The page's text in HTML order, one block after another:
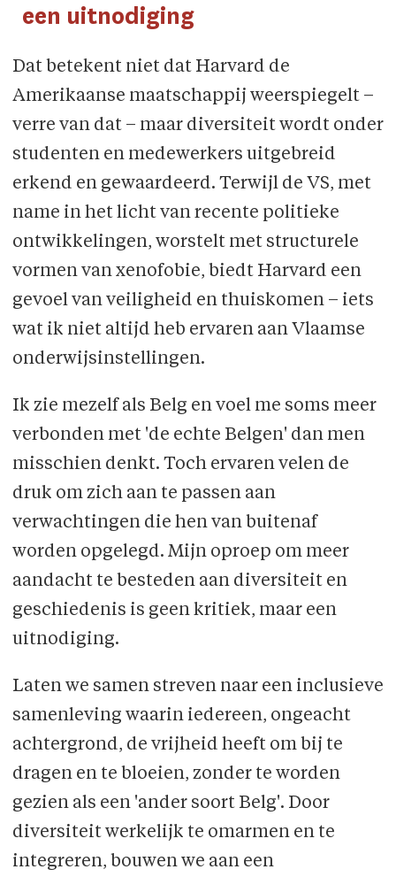
een uitnodiging
Dat betekent niet dat Harvard de
Amerikaanse maatschappij weerspiegelt –
verre van dat – maar diversiteit wordt onder
studenten en medewerkers uitgebreid
erkend en gewaar­deerd. Terwijl de VS, met
name in het licht van recente politieke
ontwikkelingen, worstelt met structurele
vormen van xenofobie, biedt Harvard een
gevoel van veiligheid en thuis­komen – iets
wat ik niet altijd heb ervaren aan Vlaamse
onderwijsinstellingen.
Ik zie mezelf als Belg en voel me soms meer
verbonden met 'de echte Belgen' dan men
mis­schien denkt. Toch ervaren velen de
druk om zich aan te passen aan
verwachtingen die hen van buitenaf
worden opgelegd. Mijn oproep om meer
aandacht te besteden aan diversi­teit en
geschiedenis is geen kritiek, maar een
uitnodiging.
Laten we samen streven naar een inclusieve
samenleving waarin iedereen, ongeacht
achter­­grond, de vrijheid heeft om bij te
dragen en te bloeien, zonder te worden
gezien als een 'ander soort Belg'. Door
diversiteit werkelijk te omarmen en te
integreren, bouwen we aan een